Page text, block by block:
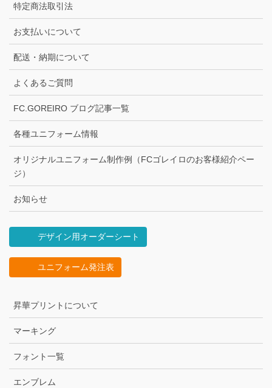
特定商法取引法
お支払いについて
配送・納期について
よくあるご質問
FC.GOREIRO ブログ記事一覧
各種ユニフォーム情報
オリジナルユニフォーム制作例（FCゴレイロのお客様紹介ペー
ジ）
お知らせ
デザイン用オーダーシート
ユニフォーム発注表
昇華プリントについて
マーキング
フォント一覧
エンブレム